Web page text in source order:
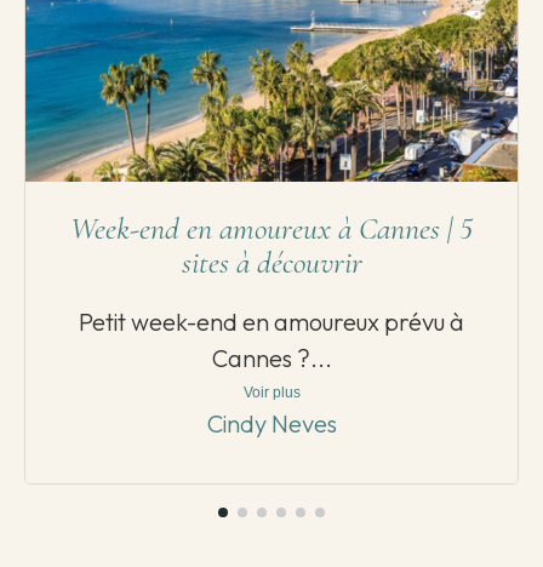
Week-end en amoureux à Cannes | 5
sites à découvrir
Petit week-end en amoureux prévu à
Cannes ?...
Voir plus
Cindy Neves